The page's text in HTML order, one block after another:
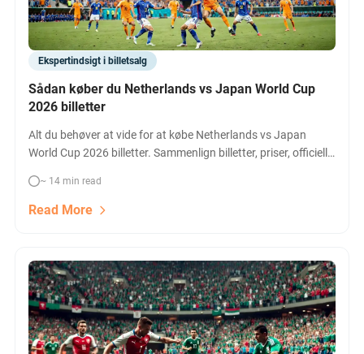
Ekspertindsigt i billetsalg
Sådan køber du Netherlands vs Japan World Cup
2026 billetter
Alt du behøver at vide for at købe Netherlands vs Japan
World Cup 2026 billetter. Sammenlign billetter, priser, officielle
~ 14 min read
Read More